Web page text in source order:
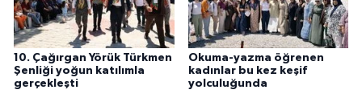
10. Çağırgan Yörük Türkmen
Şenliği yoğun katılımla
gerçekleşti
Okuma-yazma öğrenen
kadınlar bu kez keşif
yolculuğunda